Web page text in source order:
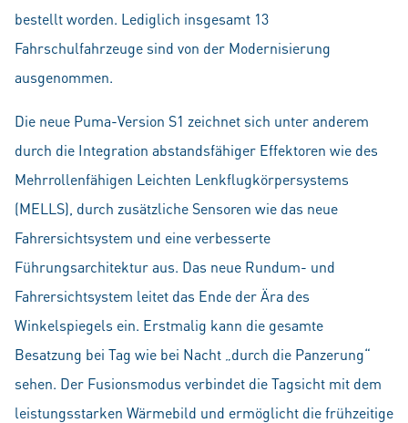
bestellt worden. Lediglich insgesamt 13
Fahrschulfahrzeuge sind von der Modernisierung
ausgenommen.
Die neue Puma-Version S1 zeichnet sich unter anderem
durch die Integration abstandsfähiger Effektoren wie des
Mehrrollenfähigen Leichten Lenkflugkörpersystems
(MELLS), durch zusätzliche Sensoren wie das neue
Fahrersichtsystem und eine verbesserte
Führungsarchitektur aus. Das neue Rundum- und
Fahrersichtsystem leitet das Ende der Ära des
Winkelspiegels ein. Erstmalig kann die gesamte
Besatzung bei Tag wie bei Nacht „durch die Panzerung“
sehen. Der Fusionsmodus verbindet die Tagsicht mit dem
leistungsstarken Wärmebild und ermöglicht die frühzeitige